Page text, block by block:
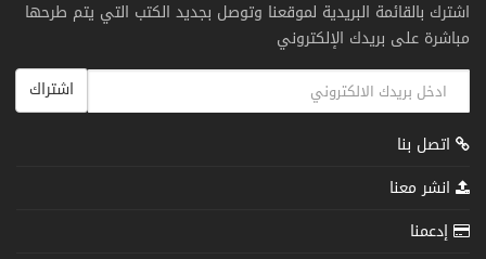
اشترك بالقائمة البريدية لموقعنا وتوصل بجديد الكتب التي يتم طرحها
مباشرة على بريدك الإلكتروني
اشتراك
اتصل بنا
انشر معنا
إدعمنا